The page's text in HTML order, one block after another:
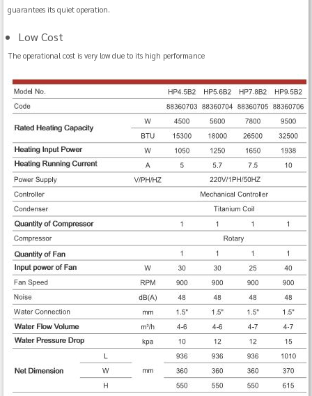
guarantees its quiet operation.
Low Cost
The operational cost is very low due to its high performance